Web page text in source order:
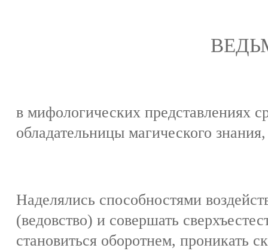
в мифологических представлениях
обладательницы магического
Наделялись способностями
(ведовство) и совершать
становиться оборотнем, проникать